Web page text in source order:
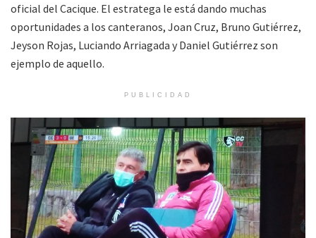
oficial del Cacique. El estratega le está dando muchas
oportunidades a los canteranos, Joan Cruz, Bruno Gutiérrez,
Jeyson Rojas, Luciando Arriagada y Daniel Gutiérrez son
ejemplo de aquello.
PUBLICIDAD